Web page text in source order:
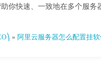
你快速、一致地在多个服务
» 阿里云服务器怎么配置挂